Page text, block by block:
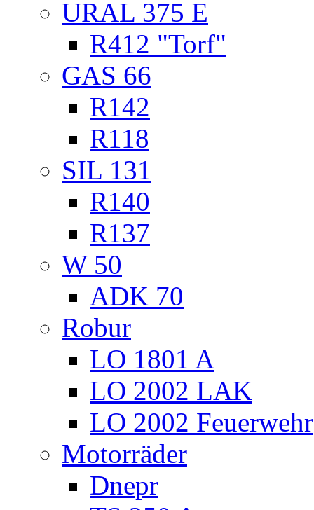
URAL 375 E
R412 "Torf"
GAS 66
R142
R118
SIL 131
R140
R137
W 50
ADK 70
Robur
LO 1801 A
LO 2002 LAK
LO 2002 Feuerwehr
Motorräder
Dnepr